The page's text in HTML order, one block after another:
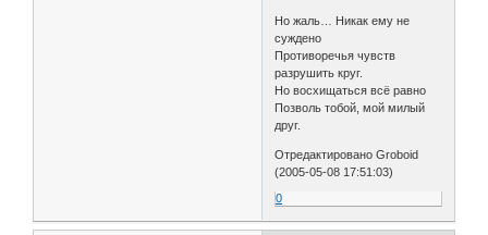
Но жаль… Никак ему не
суждено
Противоречья чувств
разрушить круг.
Но восхищаться всё равно
Позволь тобой, мой милый
друг.
Отредактировано Groboid
(2005-05-08 17:51:03)
0